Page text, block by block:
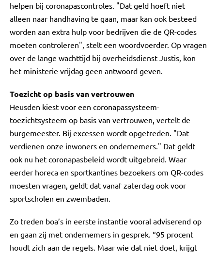
helpen bij coronapascontroles. "Dat geld hoeft niet
alleen naar handhaving te gaan, maar kan ook besteed
worden aan extra hulp voor bedrijven die de QR-codes
moeten controleren", stelt een woordvoerder. Op vragen
over de lange wachttijd bij overheidsdienst Justis, kon
het ministerie vrijdag geen antwoord geven.
Toezicht op basis van vertrouwen
Heusden kiest voor een coronapassysteem-
toezichtsysteem op basis van vertrouwen, vertelt de
burgemeester. Bij excessen wordt opgetreden. "Dat
verdienen onze inwoners en ondernemers." Dat geldt
ook nu het coronapasbeleid wordt uitgebreid. Waar
eerder horeca en sportkantines bezoekers om QR-codes
moesten vragen, geldt dat vanaf zaterdag ook voor
sportscholen en zwembaden.
Zo treden boa’s in eerste instantie vooral adviserend op
en gaan zij met ondernemers in gesprek. “95 procent
houdt zich aan de regels. Maar wie dat niet doet, krijgt